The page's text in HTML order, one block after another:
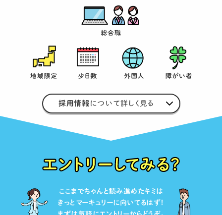
採用情報 について詳しく見る
ここまでちゃんと読み進めたキミは
きっとマーキュリーに向いてるはず！